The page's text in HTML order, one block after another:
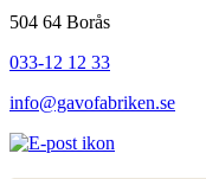
504 64 Borås
033-12 12 33
info@gavofabriken.se